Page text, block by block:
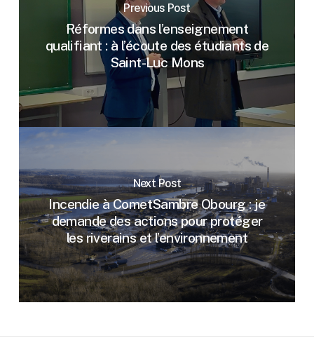
Previous Post
Réformes dans l’enseignement
qualifiant : à l’écoute des étudiants de
Saint-Luc Mons
Next Post
Incendie à CometSambre Obourg : je
demande des actions pour protéger
les riverains et l’environnement